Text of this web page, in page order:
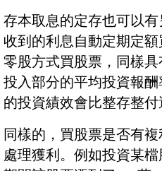
存本取息的定存也可以
收到的利息自動定期定
零股方式買股票，同樣
投入部分的平均投資報
的投資績效會比整存整付
同樣的，買股票是否有
處理獲利。例如投資某